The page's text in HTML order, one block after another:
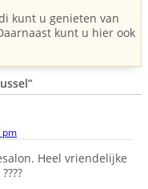
kunt u genieten van
kunt u hier ook
pm
Heel vriendelijke